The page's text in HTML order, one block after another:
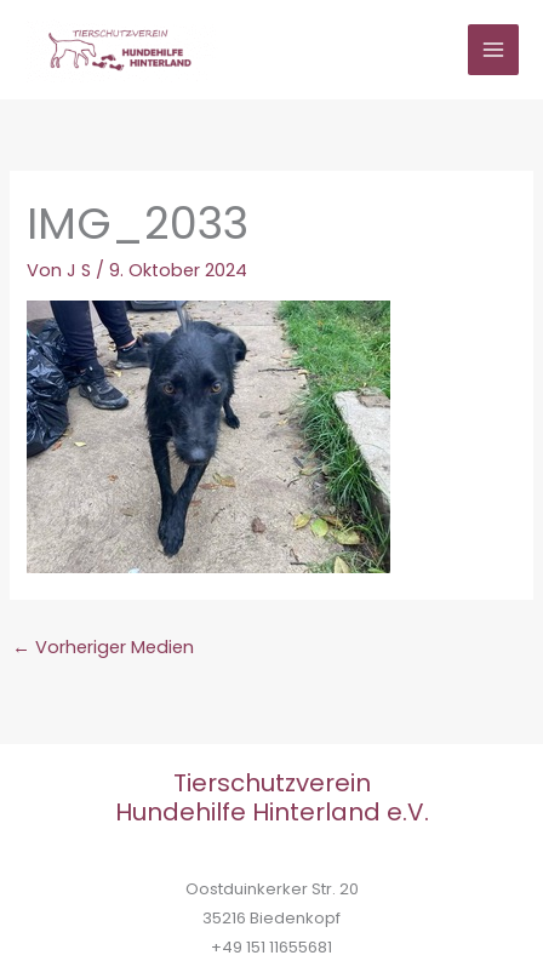
springen
IMG_2033
VonJ S /9. Oktober 2024
← Vorheriger Medien
Tierschutzverein
Hundehilfe Hinterland e.V.
Oostduinkerker Str. 20
35216 Biedenkopf
+49 151 11655681